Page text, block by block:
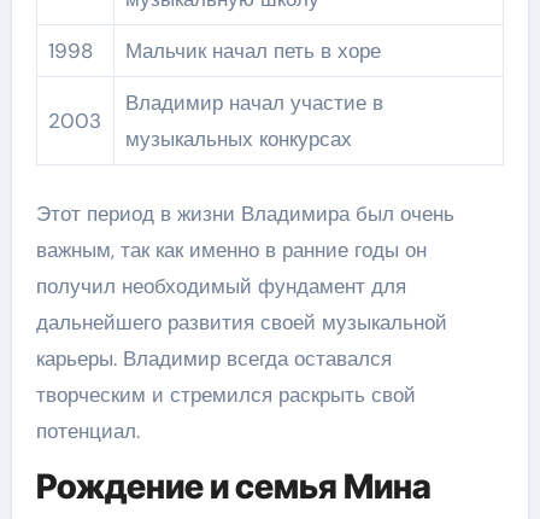
1998
Мальчик начал петь в хоре
2003
Владимир начал участие в
музыкальных конкурсах
Этот период в жизни Владимира был очень
важным, так как именно в ранние годы он
получил необходимый фундамент для
дальнейшего развития своей музыкальной
карьеры. Владимир всегда оставался
творческим и стремился раскрыть свой
потенциал.
Рождение и семья Мина